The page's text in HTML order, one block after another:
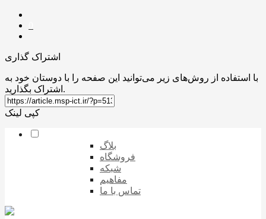
اشتراک گذاری
با استفاده از روش‌های زیر می‌توانید این صفحه را با دوستان خود به
اشتراک بگذارید.
کپی لینک
بلاگ
فروشگاه
شبکه
مفاهیم
تماس با ما